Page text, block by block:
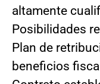
altamente
Posibilidades
Plan de
beneficios